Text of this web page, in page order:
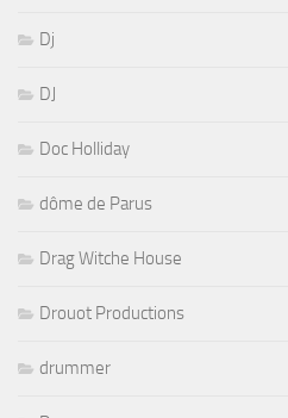
Dj
DJ
Doc Holliday
dôme de Parus
Drag Witche House
Drouot Productions
drummer